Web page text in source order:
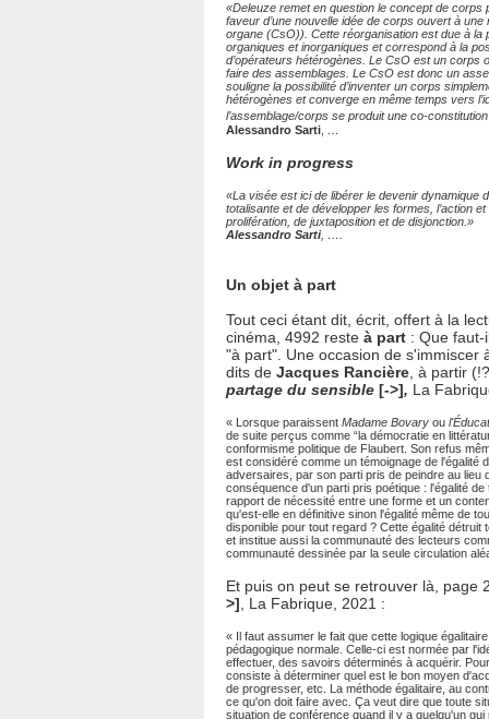
«Deleuze remet en question le concept de corps
faveur d’une nouvelle idée de corps ouvert à
organe (CsO)). Cette réorganisation est due à la
organiques et inorganiques et correspond à la
d’opérateurs hétérogènes. Le CsO est un corps
faire des assemblages. Le CsO est donc un
souligne la possibilité d’inventer un corps
hétérogènes et converge en même temps vers
l’assemblage/corps se produit une co-
Alessandro Sarti …
Work in progress
«La visée est ici de libérer le devenir dynamique
totalisante et de développer les formes, l’action
prolifération, de juxtaposition et de disjonction.»
Alessandro Sarti, ….
Un objet à part
Tout ceci étant dit, écrit, offert à la
cinéma, 4992 reste à part : Que
"à part". Une occasion de s'immiscer
dits de Jacques Rancière , à partir
partage du sensible [->], La
« Lorsque paraissent Madame Bovary ou
de suite perçus comme “la démocratie en
conformisme politique de Flaubert. Son refus
est considéré comme un témoignage de l'égalité
adversaires, par son parti pris de peindre au lieu
conséquence d'un parti pris poétique : l'égalité
rapport de nécessité entre une forme et un
qu'est-elle en définitive sinon l'égalité même de
disponible pour tout regard ? Cette égalité
et institue aussi la communauté des lecteurs
communauté dessinée par la seule circulation
Et puis on peut se retrouver là, page
>] , La Fabrique, 2021 :
« Il faut assumer le fait que cette logique
pédagogique normale. Celle-ci est normée par
effectuer, des savoirs déterminés à acquérir.
consiste à déterminer quel est le bon moyen
de progresser, etc. La méthode égalitaire, au
ce qu'on doit faire avec. Ça veut dire que toute
situation de conférence quand il y a quelqu'un